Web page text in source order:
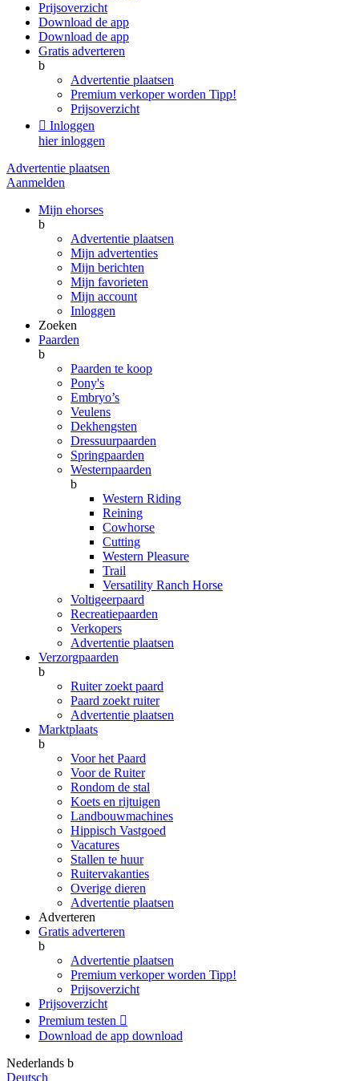
Prijsoverzicht
Download de app
Download de app
Gratis adverteren
b
Advertentie plaatsen
Premium verkoper worden Tipp!
Prijsoverzicht
 Inloggen
hier inloggen
Advertentie plaatsen
Aanmelden
Mijn ehorses
b
Advertentie plaatsen
Mijn advertenties
Mijn berichten
Mijn favorieten
Mijn account
Inloggen
Zoeken
Paarden
b
Paarden te koop
Pony's
Embryo’s
Veulens
Dekhengsten
Dressuurpaarden
Springpaarden
Westernpaarden
b
Western Riding
Reining
Cowhorse
Cutting
Western Pleasure
Trail
Versatility Ranch Horse
Voltigeerpaard
Recreatiepaarden
Verkopers
Advertentie plaatsen
Verzorgpaarden
b
Ruiter zoekt paard
Paard zoekt ruiter
Advertentie plaatsen
Marktplaats
b
Voor het Paard
Voor de Ruiter
Rondom de stal
Koets en rijtuigen
Landbouwmachines
Hippisch Vastgoed
Vacatures
Stallen te huur
Ruitervakanties
Overige dieren
Advertentie plaatsen
Adverteren
Gratis adverteren
b
Advertentie plaatsen
Premium verkoper worden Tipp!
Prijsoverzicht
Prijsoverzicht
Premium testen 
Download de app download
Nederlands b
Deutsch